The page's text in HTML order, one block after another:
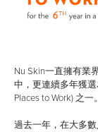
Nu Skin一直擁有業
中，更連續多年獲
Places to Work) 之一。
過去一年，在大多